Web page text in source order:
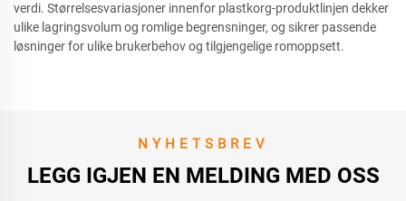
verdi. Størrelsesvariasjoner innenfor plastkorg-produktlinjen dekker
ulike lagringsvolum og romlige begrensninger, og sikrer passende
løsninger for ulike brukerbehov og tilgjengelige romoppsett.
NYHETSBREV
LEGG IGJEN EN MELDING MED OSS